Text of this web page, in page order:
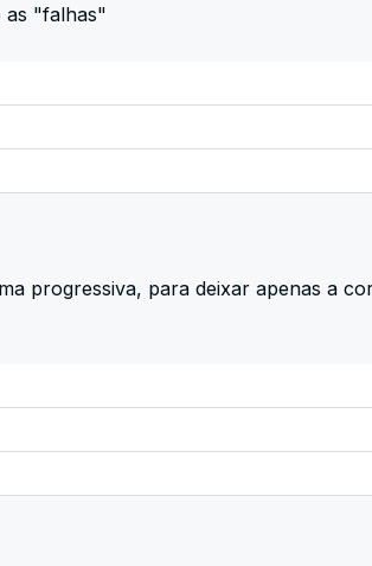
as "falhas"
progressiva, para deixar apenas a